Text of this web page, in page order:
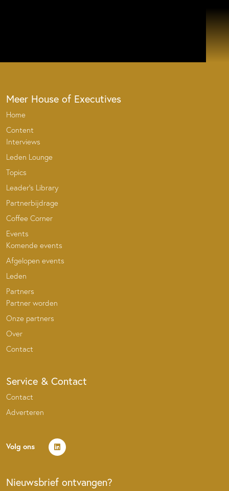
Meer House of Executives
Home
Content
Interviews
Leden Lounge
Topics
Leader’s Library
Partnerbijdrage
Coffee Corner
Events
Komende events
Afgelopen events
Leden
Partners
Partner worden
Onze partners
Over
Contact
Service & Contact
Contact
Adverteren
Volg ons
Nieuwsbrief ontvangen?